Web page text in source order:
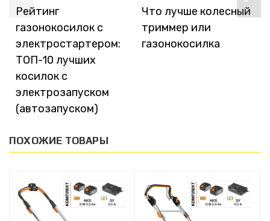
Рейтинг
газонокосилок с
электростартером:
ТОП-10 лучших
косилок с
электрозапуском
(автозапуском)
Что лучше колесный
триммер или
газонокосилка
ПОХОЖИЕ ТОВАРЫ